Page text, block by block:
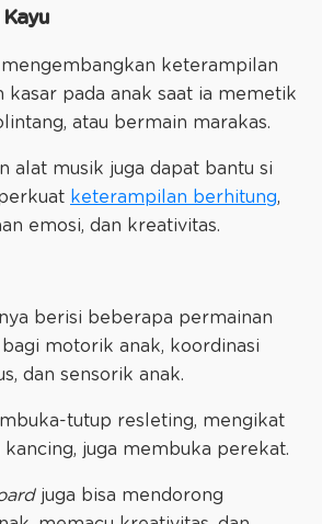
Kayu
keterampilan
kasar pada anak saat ia memetik
atau bermain marakas.
alat musik juga dapat bantu si
keterampilan berhitung,
emosi, dan kreativitas.
berisi beberapa permainan
motorik anak, koordinasi
dan sensorik anak.
tutup resleting, mengikat
juga membuka perekat.
juga bisa mendorong